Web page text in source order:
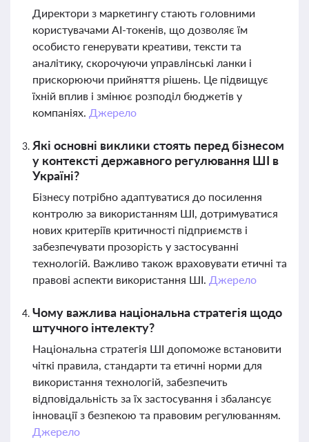
Директори з маркетингу стають головними
користувачами AI-токенів, що дозволяє їм
особисто генерувати креативи, тексти та
аналітику, скорочуючи управлінські ланки і
прискорюючи прийняття рішень. Це підвищує
їхній вплив і змінює розподіл бюджетів у
компаніях. Джерело
Які основні виклики стоять перед бізнесом
у контексті державного регулювання ШІ в
Україні?
Бізнесу потрібно адаптуватися до посилення
контролю за використанням ШІ, дотримуватися
нових критеріїв критичності підприємств і
забезпечувати прозорість у застосуванні
технологій. Важливо також враховувати етичні та
правові аспекти використання ШІ. Джерело
Чому важлива національна стратегія щодо
штучного інтелекту?
Національна стратегія ШІ допоможе встановити
чіткі правила, стандарти та етичні норми для
використання технологій, забезпечить
відповідальність за їх застосування і збалансує
інновації з безпекою та правовим регулюванням.
Джерело